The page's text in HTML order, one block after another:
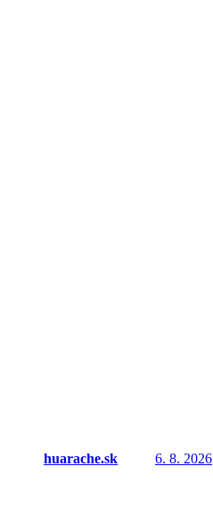
huarache.sk 6. 8. 2026